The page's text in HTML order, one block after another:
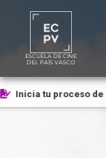
ESCUELA DE CINE
DEL PAÍS VASCO
Inicia tu proceso de